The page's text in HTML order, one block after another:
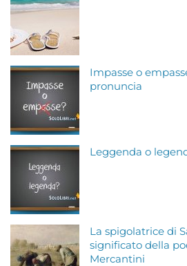
Impasse o
pronuncia
Leggenda o
La spigolatrice di
significato della
Mercantini